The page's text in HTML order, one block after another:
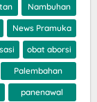
Nambuhan
News Pramuka
obat aborsi
Palembahan
panenawal